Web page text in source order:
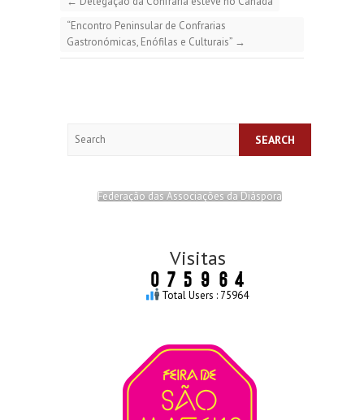
“Encontro Peninsular de Confrarias
Gastronómicas, Enófilas e Culturais” →
Federação das Associações da Diáspora
Visitas
Total Users : 75964